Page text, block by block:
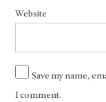
Website
Save my name,
I comment.